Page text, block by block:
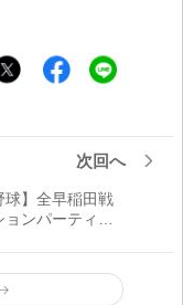
次回へ
球】全早稲田戦
ンパーティー